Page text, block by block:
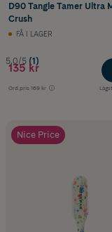
D90 Tangle Tamer Ultra
Crush
FÅ I LAGER
5.0/5 (1)
135 kr
Ord.pris 169 kr
Nice Price